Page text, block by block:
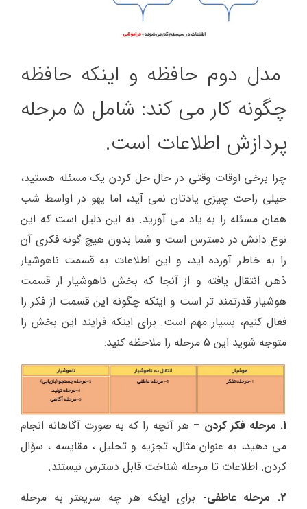
مدل دوم حافظه و اینکه حافظه
چگونه کار می کند: شامل 5 مرحله
پردازش اطلاعات است.
چرا برخی اوقات وقتی در حال حل کردن یک مسئله هستید،
خیلی راحت چیزی یادتان نمی آید، اما یهو در اواسط شب
همان مسئله را به یاد می آورید. به این دلیل است که این
نوع دانش در دسترس است و شما بدون هیچ گونه فکری آن
را به خاطر آورده اید، و این اطلاعات به قسمت ناهوشیار
ذهن انتقال یافته و از آنجا که بخش ناهوشیار از قسمت
هوشیار قدرتمند تر است و اینکه چگونه این قسمت از فکر را
فعال کنیم، بسیار مهم است. برای اینکه فرایند این بخش را
متوجه شوید این 5 مرحله را ملاحظه کنید:
1. مرحله فکر کردن –
هر آنچه را که به صورت آگاهانه انجام
می دهید، به عنوان مثال، تجزیه و تحلیل ، مقایسه ، سؤال
کردن. اطلاعات تا مرحله شناخت قابل دسترس نیستند.
2. مرحله عاطفی-
برای اینکه هر چه سریعتر به مرحله